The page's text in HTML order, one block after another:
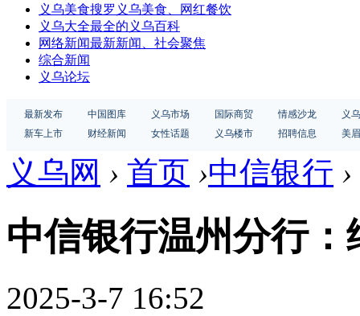
义乌美食搜罗义乌美食、网红餐饮
义乌大全最全的义乌百科
网络新闻最新新闻、社会聚焦
综合新闻
义乌论坛
最新发布 中国图库 义乌市场 国际商贸 情感沙龙
义
新车上市
财经新闻 女性话题 义乌楼市 招聘信息 美
义乌网 › 首页 ›中信银行 ›
中信银行温州分行
2025-3-7 16:52